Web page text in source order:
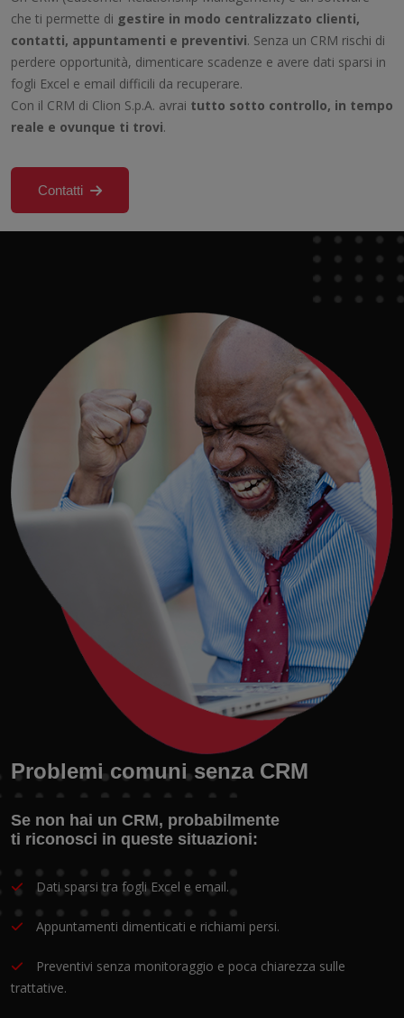
che ti permette di gestire in modo centralizzato clienti,
contatti, appuntamenti e preventivi. Senza un CRM rischi di
perdere opportunità, dimenticare scadenze e avere dati sparsi in
fogli Excel e email difficili da recuperare.
Con il CRM di Clion S.p.A. avrai tutto sotto controllo, in tempo
reale e ovunque ti trovi.
Contatti
Problemi comuni senza CRM
Se non hai un CRM, probabilmente
ti riconosci in queste situazioni:
Dati sparsi tra fogli Excel e email.
Appuntamenti dimenticati e richiami persi.
Preventivi senza monitoraggio e poca chiarezza sulle
trattative.